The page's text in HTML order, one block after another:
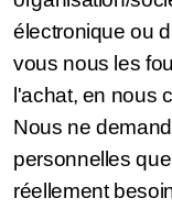
électronique ou
vous nous les
l'achat, en nous
Nous ne
personnelles
réellement